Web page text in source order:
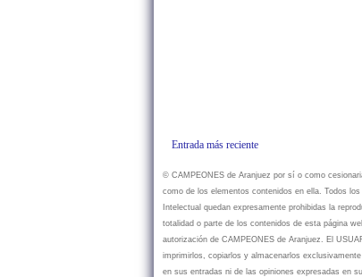
Entrada más reciente
© CAMPEONES de Aranjuez por sí o como
como de los elementos contenidos en ella. Todos
Intelectual quedan expresamente prohibidas la
totalidad o parte de los contenidos de esta página
autorización de CAMPEONES de Aranjuez. El
imprimirlos, copiarlos y almacenarlos
en sus entradas ni de las opiniones expresadas en